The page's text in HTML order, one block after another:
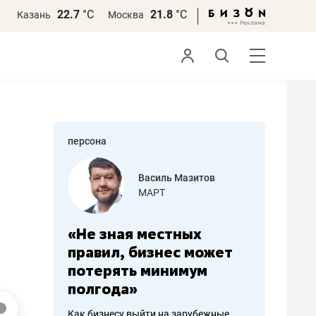
Казань 22.7 °С Москва 21.8 °С
персона
работа
Василь Мазитов
МАРТ
«Не зная местных
правил, бизнес может
потерять минимум
полгода»